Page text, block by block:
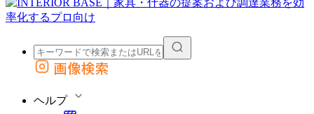
外部サイトの商品をカートに追加
画像検索
ヘルプ